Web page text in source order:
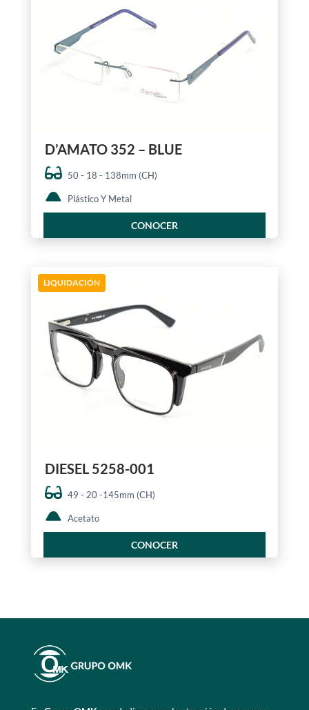
D’AMATO 352 – BLUE
50 - 18 - 138mm (CH)
Plástico Y Metal
CONOCER
LIQUIDACIÓN
DIESEL 5258-001
49 - 20 -145mm (CH)
Acetato
CONOCER